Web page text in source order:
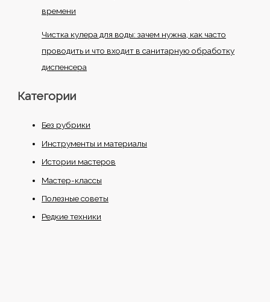
времени
Чистка кулера для воды: зачем нужна, как часто
проводить и что входит в санитарную обработку
диспенсера
Категории
Без рубрики
Инструменты и материалы
Истории мастеров
Мастер-классы
Полезные советы
Редкие техники